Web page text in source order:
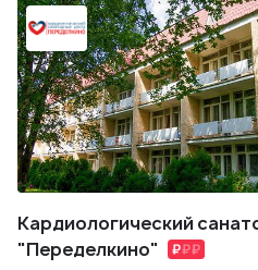
Кардиологический
"Переделкино"